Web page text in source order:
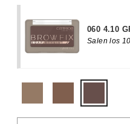
060 4.10
Salen los